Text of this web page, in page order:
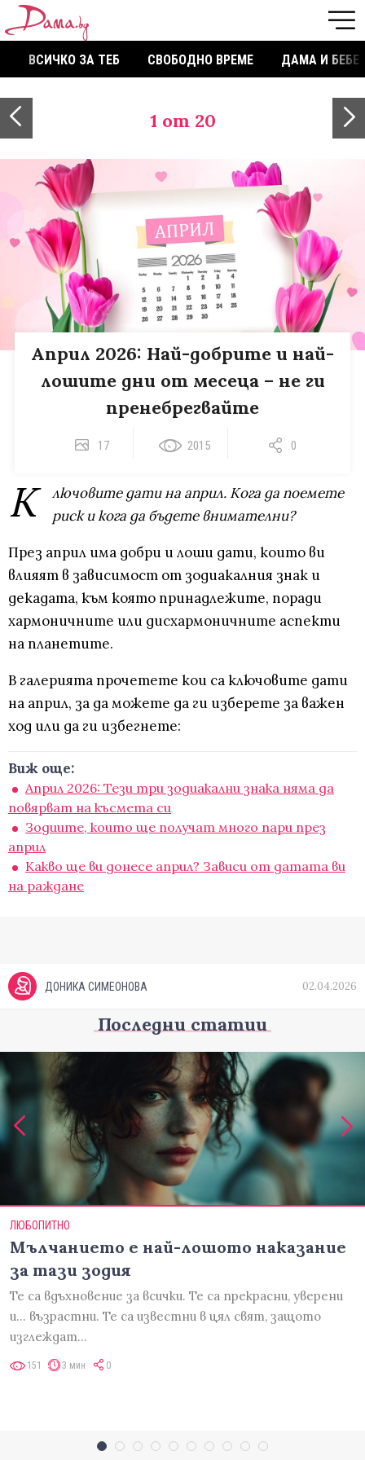
ВСИЧКО ЗА ТЕБ СВОБОДНО ВРЕМЕ ДАМА И БЕБЕ
1 от 20
Април 2026: Най-добрите и най-
лошите дни от месеца – не ги
пренебрегвайте
17 2015 0
К
лючовите дати на април. Кога да поемете
риск и кога да бъдете внимателни?
През април има добри и лоши дати, които ви
влияят в зависимост от зодиакалния знак и
декадата, към която принадлежите, поради
хармоничните или дисхармоничните аспекти
на планетите.
В галерията прочетете кои са ключовите дати
на април, за да можете да ги изберете за важен
ход или да ги избегнете:
Виж още:
Април 2026: Тези три зодиакални знака няма да
повярват на късмета си
Зодиите, които ще получат много пари през
април
Какво ще ви донесе април? Зависи от датата ви
на раждане
ДОНИКА СИМЕОНОВА 02.04.2026
Последни статии
ЛЮБОПИТНО
Мълчанието е най-лошото наказание
за тази зодия
Те са вдъхновение за всички. Те са прекрасни, уверени
и... възрастни. Те са известни в цял свят, защото
изглеждат…
151 3 мин 0